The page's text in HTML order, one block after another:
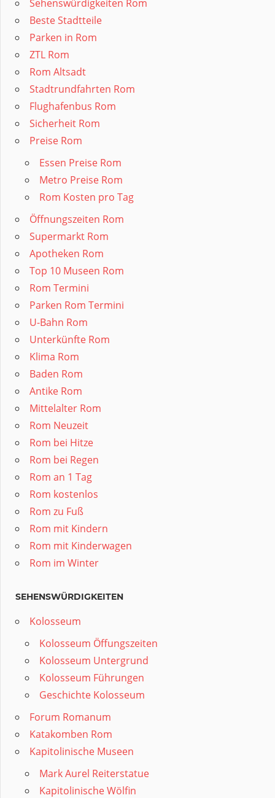
Sehenswürdigkeiten Rom
Beste Stadtteile
Parken in Rom
ZTL Rom
Rom Altsadt
Stadtrundfahrten Rom
Flughafenbus Rom
Sicherheit Rom
Preise Rom
Essen Preise Rom
Metro Preise Rom
Rom Kosten pro Tag
Öffnungszeiten Rom
Supermarkt Rom
Apotheken Rom
Top 10 Museen Rom
Rom Termini
Parken Rom Termini
U-Bahn Rom
Unterkünfte Rom
Klima Rom
Baden Rom
Antike Rom
Mittelalter Rom
Rom Neuzeit
Rom bei Hitze
Rom bei Regen
Rom an 1 Tag
Rom kostenlos
Rom zu Fuß
Rom mit Kindern
Rom mit Kinderwagen
Rom im Winter
SEHENSWÜRDIGKEITEN
Kolosseum
Kolosseum Öffungszeiten
Kolosseum Untergrund
Kolosseum Führungen
Geschichte Kolosseum
Forum Romanum
Katakomben Rom
Kapitolinische Museen
Mark Aurel Reiterstatue
Kapitolinische Wölfin